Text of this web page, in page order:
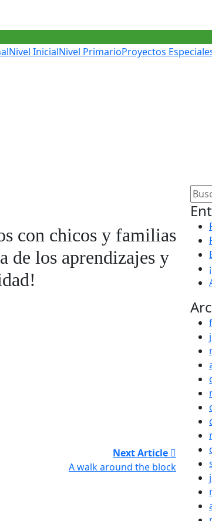
Nivel InicialNivel PrimarioProyectos
con chicos y familias
de los aprendizajes y
Next Article
A walk around the block